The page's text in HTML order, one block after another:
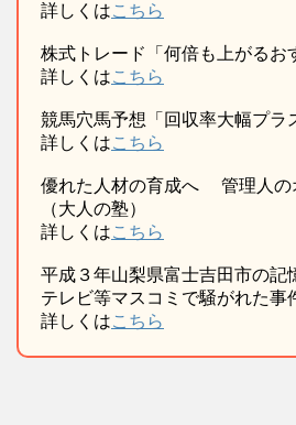
詳しくはこちら
株式トレード「何倍も上がるお
詳しくはこちら
競馬穴馬予想「回収率大幅プラ
詳しくはこちら
優れた人材の育成へ 管理人の
（大人の塾）
詳しくはこちら
平成３年山梨県富士吉田市の
テレビ等マスコミで騒がれた事
詳しくはこちら